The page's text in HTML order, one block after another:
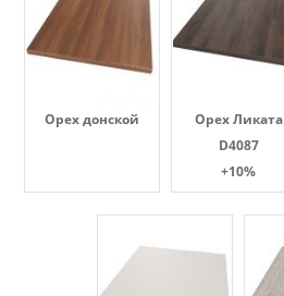
Орех донской
Орех Ликата
D4087
+10%